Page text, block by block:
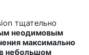
тщательно
неодимовым
максимально
небольшом